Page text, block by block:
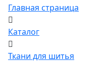
Главная страница
Каталог
Ткани для шитья